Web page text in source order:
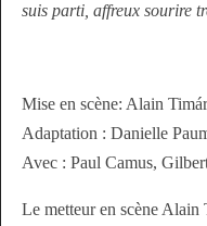
suis parti, affreux sourire
Mise en scène: Alain Timár
Adaptation : Danielle
Avec : Paul Camus,
Le metteur en scène Alain